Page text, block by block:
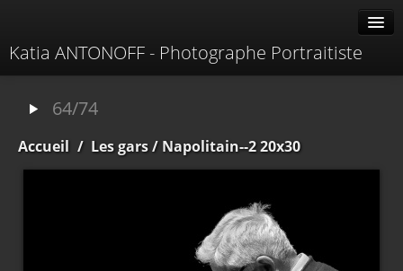
Katia ANTONOFF - Photographe Portraitiste
64/74
Accueil / Les gars/ Napolitain--2 20x30